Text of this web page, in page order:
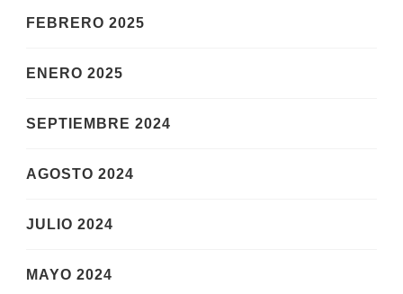
FEBRERO 2025
ENERO 2025
SEPTIEMBRE 2024
AGOSTO 2024
JULIO 2024
MAYO 2024